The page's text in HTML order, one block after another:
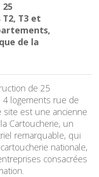
T3 et
de la
de 25
logements rue de
site est une ancienne
Cartoucherie, un
remarquable, qui
nationale,
consacrées